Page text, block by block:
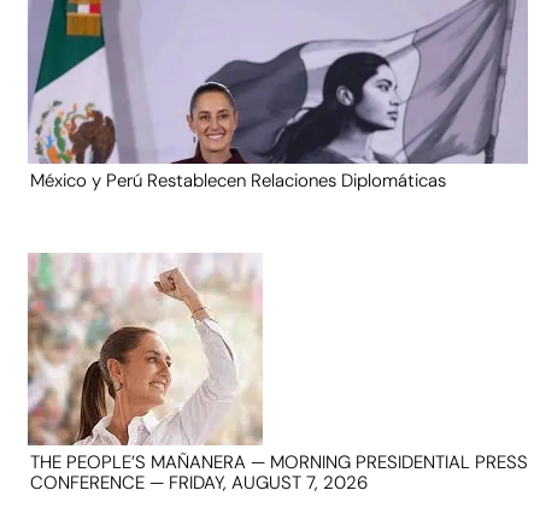
México y Perú Restablecen Relaciones Diplomáticas
THE PEOPLE’S MAÑANERA — MORNING PRESIDENTIAL PRESS
CONFERENCE — FRIDAY, AUGUST 7, 2026